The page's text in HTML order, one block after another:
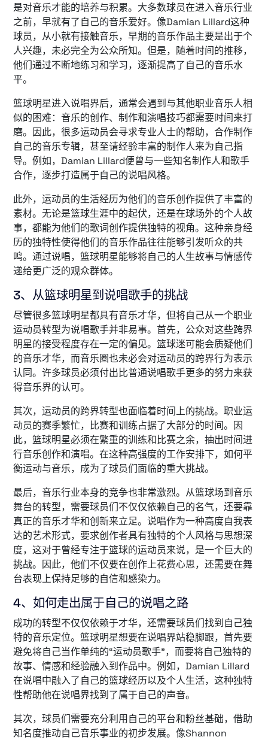
是对音乐才能的培养与积累。大多数球员在进入音乐行业
之前，早就有了自己的音乐爱好。像Damian Lillard这种
球员，从小就有接触音乐，早期的音乐作品主要是出于个
人兴趣，未必完全为公众所知。但是，随着时间的推移，
他们通过不断地练习和学习，逐渐提高了自己的音乐水
平。
篮球明星进入说唱界后，通常会遇到与其他职业音乐人相
似的困难：音乐的创作、制作和演唱技巧都需要时间来打
磨。因此，很多运动员会寻求专业人士的帮助，合作制作
自己的音乐专辑，甚至请经验丰富的制作人来为自己指
导。例如，Damian Lillard便曾与一些知名制作人和歌手
合作，逐步打造属于自己的说唱风格。
此外，运动员的生活经历为他们的音乐创作提供了丰富的
素材。无论是篮球生涯中的起伏，还是在球场外的个人故
事，都能为他们的歌词创作提供独特的视角。这种亲身经
历的独特性使得他们的音乐作品往往能够引发听众的共
鸣。通过说唱，篮球明星能够将自己的人生故事与情感传
递给更广泛的观众群体。
3、从篮球明星到说唱歌手的挑战
尽管很多篮球明星都具有音乐才华，但将自己从一个职业
运动员转型为说唱歌手并非易事。首先，公众对这些跨界
明星的接受程度存在一定的偏见。篮球迷可能会质疑他们
的音乐才华，而音乐圈也未必会对运动员的跨界行为表示
认同。许多球员必须付出比普通说唱歌手更多的努力来获
得音乐界的认可。
其次，运动员的跨界转型也面临着时间上的挑战。职业运
动员的赛季繁忙，比赛和训练占据了大部分的时间。因
此，篮球明星必须在繁重的训练和比赛之余，抽出时间进
行音乐创作和演唱。在这种高强度的工作安排下，如何平
衡运动与音乐，成为了球员们面临的重大挑战。
最后，音乐行业本身的竞争也非常激烈。从篮球场到音乐
舞台的转型，需要球员们不仅仅依赖自己的名气，还要靠
真正的音乐才华和创新来立足。说唱作为一种高度自我表
达的艺术形式，要求创作者具有独特的个人风格与思想深
度，这对于曾经专注于篮球的运动员来说，是一个巨大的
挑战。因此，他们不仅要在创作上花费心思，还需要在舞
台表现上保持足够的自信和感染力。
4、如何走出属于自己的说唱之路
成功的转型不仅仅依赖于才华，还需要球员们找到自己独
特的音乐定位。篮球明星想要在说唱界站稳脚跟，首先要
避免将自己当作单纯的“运动员歌手”，而要将自己独特的
故事、情感和经验融入到作品中。例如，Damian Lillard
在说唱中融入了自己的篮球经历以及个人生活，这种独特
性帮助他在说唱界找到了属于自己的声音。
其次，球员们需要充分利用自己的平台和粉丝基础，借助
知名度推动自己音乐事业的初步发展。像Shannon